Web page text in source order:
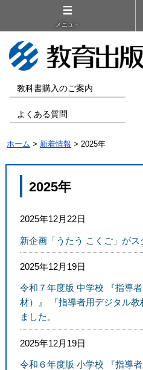
メニュ－
教科書購入のご案内
よくある質問
ホーム > 新着情報 > 2025年
2025年
2025年12月22日
新企画「うたう こくご」がス
2025年12月19日
令和７年度版 中学校 『指導
材）』 『指導者用デジタル
ました。
2025年12月19日
令和６年度版 小学校 『指導